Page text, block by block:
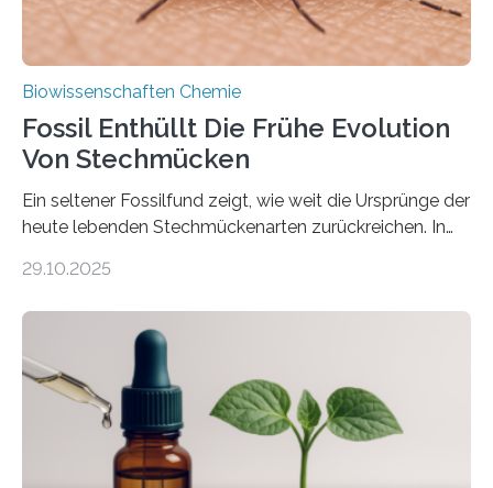
Biowissenschaften Chemie
Fossil Enthüllt Die Frühe Evolution
Von Stechmücken
Ein seltener Fossilfund zeigt, wie weit die Ursprünge der
heute lebenden Stechmückenarten zurückreichen. In
Forschende die bisher älteste bekannte Stechmücken-
Region Kachin in Myanmar und hat sich in
ausgezeichnetem Zustand erhalten. Es konnte als neue
Art einer neuen Gattung beschrieben werden und trägt
nun den Namen Cretosabethes primaevus. Dieser erste
fossile Nachweis einer Stechmückenlarve in Bernstein
stellt gleichzeitig den ersten Fossilfund einer
29.10.2025